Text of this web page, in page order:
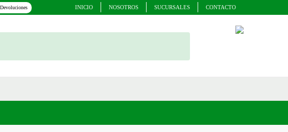
INICIO NOSOTROS SUCURSALES CONTACTO